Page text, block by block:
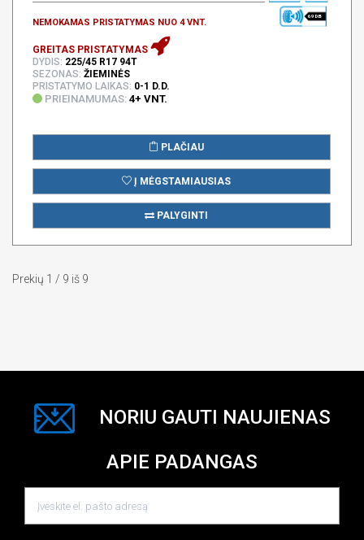
NEMOKAMAS PRISTATYMAS NUO 4 VNT.
69 DB
GREITAS PRISTATYMAS
DYDIS: 225/45 R17 94T
SEZONAS: ŽIEMINĖS
PRISTATYMO LAIKAS: 0-1 D.D.
PRIEINAMUMAS: 4+ VNT.
PLAČIAU
Į MĖGSTAMIAUSIAS
PALYGINTI
Prekių 1 / 9 iš 9
NORIU GAUTI NAUJIENAS
APIE PADANGAS